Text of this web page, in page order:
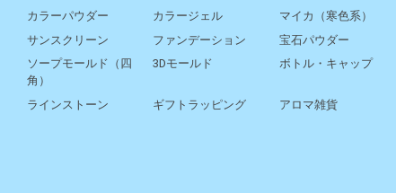
カラーパウダー カラージェル
マイカ（寒色系）
サンスクリーン ファンデーション
宝石パウダー
ソープモールド（四
角）
3Dモールド ボトル・キャップ
ラインストーン ギフトラッピング
アロマ雑貨